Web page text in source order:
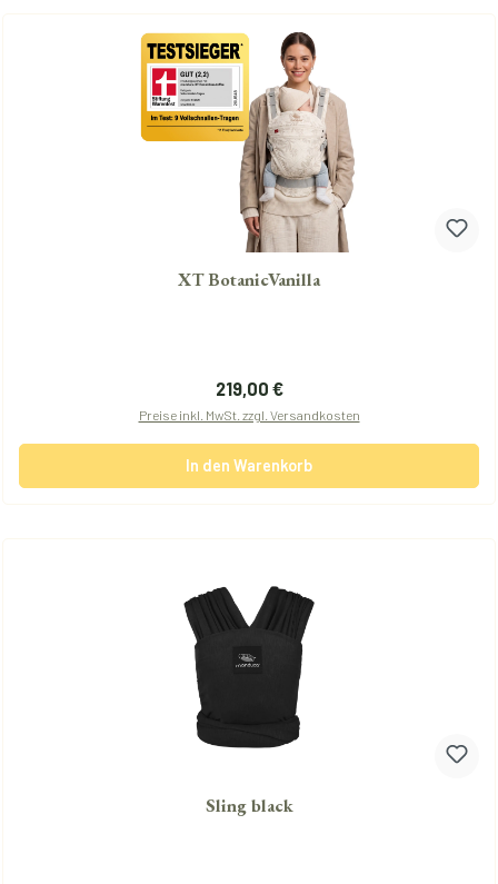
XT BotanicVanilla
Regulärer Preis:
219,00 €
Preise inkl. MwSt. zzgl. Versandkosten
In den Warenkorb
Sling black